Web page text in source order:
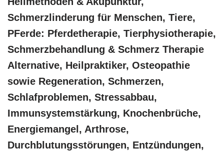
Schmerzlinderung für Menschen, Tiere,
PFerde: Pferdetherapie, Tierphysiotherapie,
Schmerzbehandlung & Schmerz Therapie
Alternative, Heilpraktiker, Osteopathie
sowie Regeneration, Schmerzen,
Schlafproblemen, Stressabbau,
Immunsystemstärkung, Knochenbrüche,
Energiemangel, Arthrose,
Durchblutungsstörungen, Entzündungen,